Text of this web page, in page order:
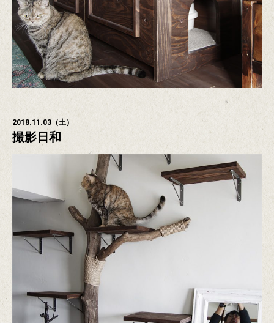
2018.11.03（土）
撮影日和